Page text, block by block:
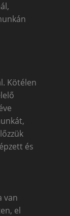
Kötélen
és
van
el